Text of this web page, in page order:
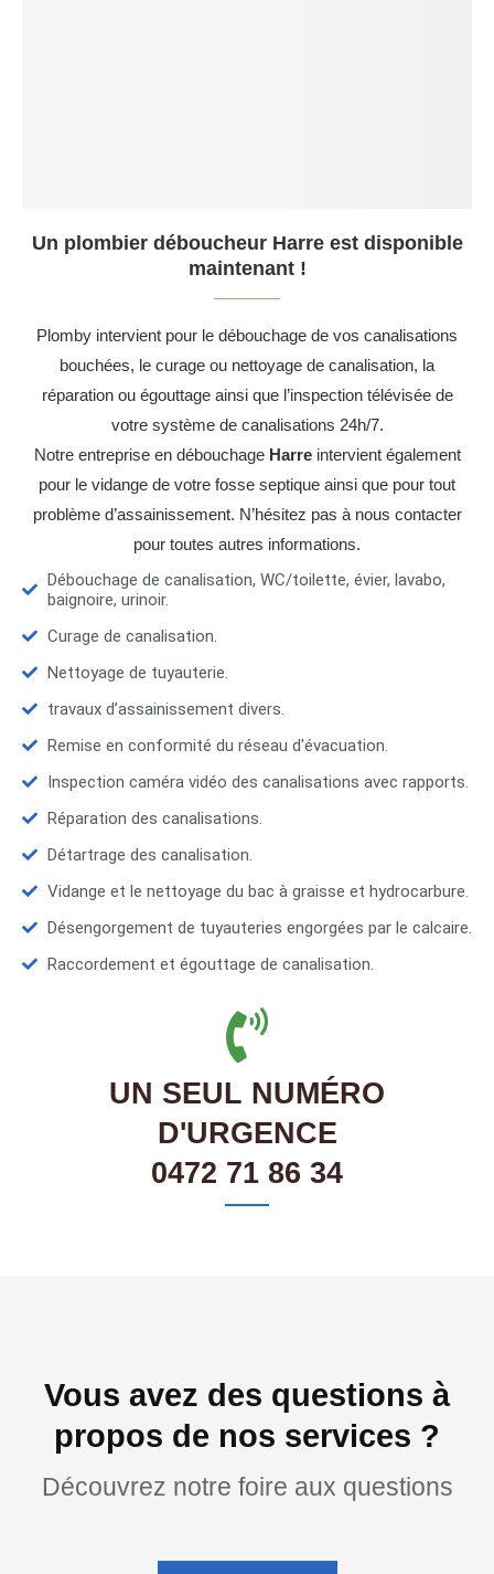
Un plombier déboucheur Harre est disponible
maintenant !
Plomby intervient pour le débouchage de vos canalisations
bouchées, le curage ou nettoyage de canalisation, la
réparation ou égouttage ainsi que l’inspection télévisée de
votre système de canalisations 24h/7.
Notre entreprise en débouchage Harreintervient également
pour le vidange de votre fosse septique ainsi que pour tout
problème d’assainissement. N’hésitez pas à nous contacter
pour toutes autres informations.
Débouchage de canalisation, WC/toilette, évier, lavabo,
baignoire, urinoir.
Curage de canalisation.
Nettoyage de tuyauterie.
travaux d’assainissement divers.
Remise en conformité du réseau d'évacuation.
Inspection caméra vidéo des canalisations avec rapports.
Réparation des canalisations.
Détartrage des canalisation.
Vidange et le nettoyage du bac à graisse et hydrocarbure.
Désengorgement de tuyauteries engorgées par le calcaire.
Raccordement et égouttage de canalisation.
UN SEUL NUMÉRO
D'URGENCE
0472 71 86 34
Vous avez des questions à
propos de nos services ?
Découvrez notre foire aux questions